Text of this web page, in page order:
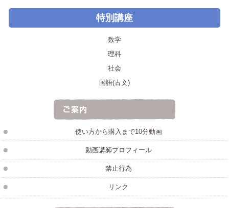
特別講座
数学
理科
社会
国語(古文)
使い方から購入まで10分動画
動画講師プロフィール
禁止行為
リンク